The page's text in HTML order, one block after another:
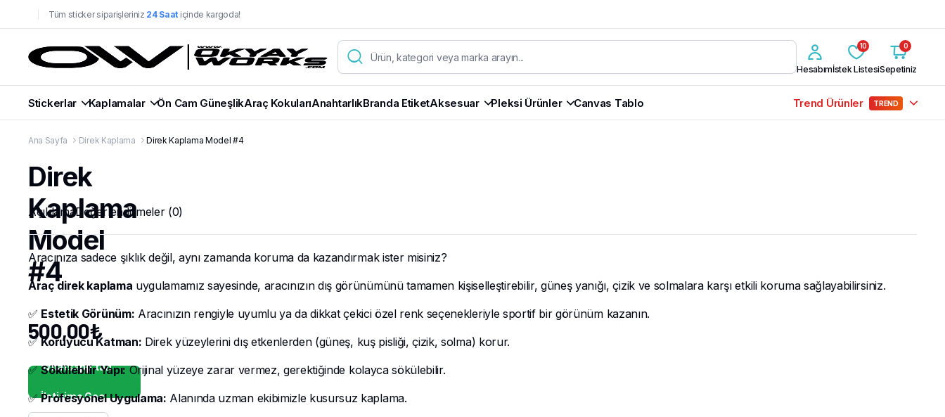
Tüm sticker siparişleriniz 24 Saat içinde kargoda!
Hesabım
10
İstek Listesi
0
Sepetiniz
Stickerlar Kaplamalar Ön Cam GüneşlikAraç KokularıAnahtarlıkBranda EtiketAksesuar Pleksi Ürünler Canvas Tablo Trend Ürünler TREND
Ana Sayfa Direk Kaplama Direk Kaplama Model #4
Direk
Kaplama
Model
#4
500,00₺
Whatsapp'tan
İletişime Geç
AçıklamaDeğerlendirmeler (0)
Aracınıza sadece şıklık değil, aynı zamanda koruma da kazandırmak ister misiniz?
Araç direk kaplama uygulamamız sayesinde, aracınızın dış görünümünü tamamen kişiselleştirebilir, güneş yanığı, çizik ve solmalara karşı etkili koruma sağlayabilirsiniz.
✅ Estetik Görünüm: Aracınızın rengiyle uyumlu ya da dikkat çekici özel renk seçenekleriyle sportif bir görünüm kazanın.
✅Koruyucu Katman: Direk yüzeylerini dış etkenlerden (güneş, kuş pisliği, çizik, solma) korur.
✅Sökülebilir Yapı:Orijinal yüzeye zarar vermez, gerektiğinde kolayca sökülebilir.
✅Profesyonel Uygulama: Alanında uzman ekibimizle kusursuz kaplama.